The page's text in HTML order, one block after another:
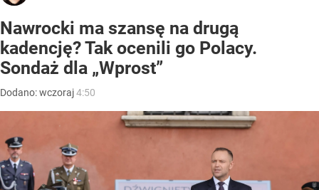
Nawrocki ma szansę na drugą
kadencję? Tak ocenili go Polacy.
Sondaż dla „Wprost”
Dodano:wczoraj4:50